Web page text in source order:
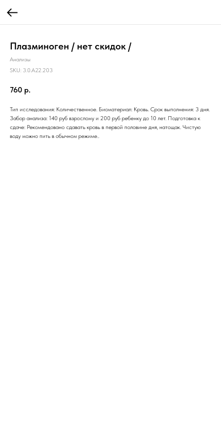
Плазминоген / нет скидок /
Анализы
SKU: 3.0.A22.203
760 р.
Тип исследования: Количественное. Биоматериал: Кровь. Срок выполнения: 3 дня.
Забор анализа: 140 руб взрослому и 200 руб ребенку до 10 лет. Подготовка к
сдаче: Рекомендовано сдавать кровь в первой половине дня, натощак. Чистую
воду можно пить в обычном режиме..